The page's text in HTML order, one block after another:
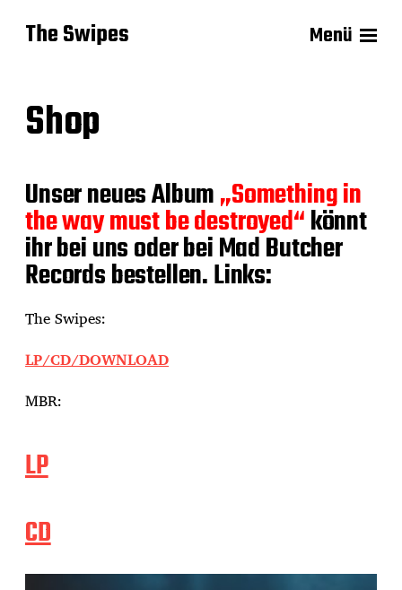
The Swipes Menü
Shop
Unser neues Album„Something in
the way must be destroyed“könnt
ihr bei uns oder bei Mad Butcher
Records bestellen. Links:
The Swipes:
LP/CD/DOWNLOAD
MBR:
LP
CD